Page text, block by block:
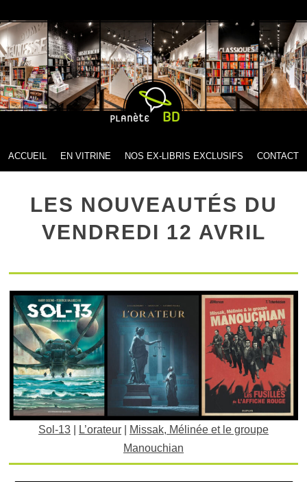
MENU
SKIP TO CONTENT
ACCUEIL EN VITRINE NOS EX-LIBRIS EXCLUSIFS CONTACT
LES NOUVEAUTÉS DU
VENDREDI 12 AVRIL
Sol-13 L’orateur
Missak, Mélinée et le groupe
Manouchian